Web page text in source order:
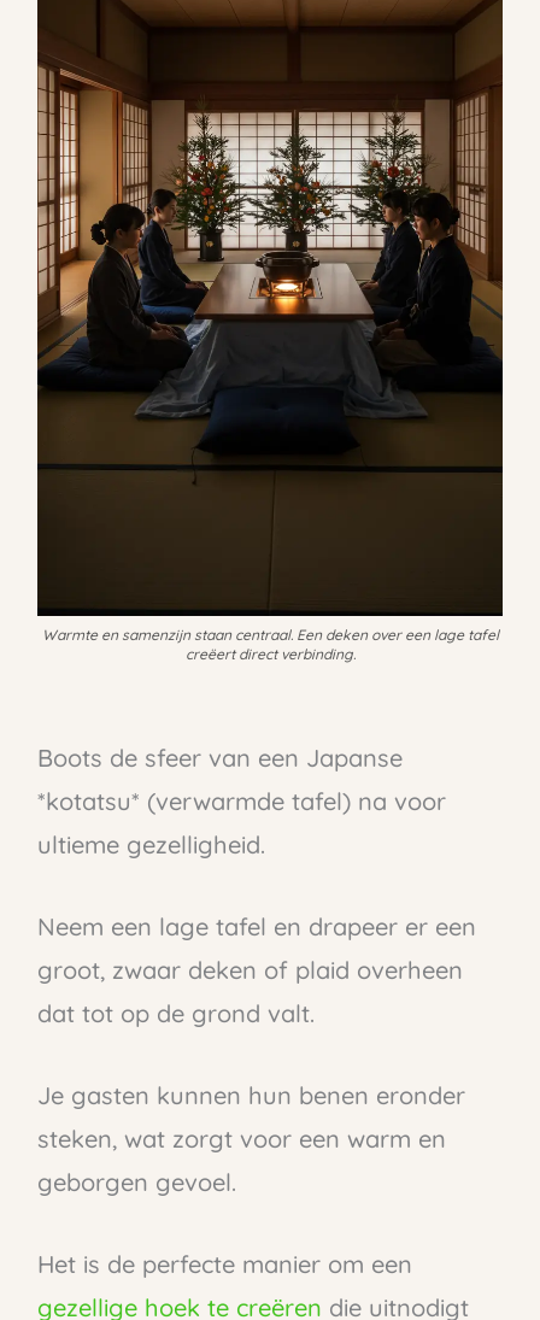
Warmte en samenzijn staan centraal. Een deken over een lage tafel
creëert direct verbinding.
Boots de sfeer van een Japanse
*kotatsu* (verwarmde tafel) na voor
ultieme gezelligheid.
Neem een lage tafel en drapeer er een
groot, zwaar deken of plaid overheen
dat tot op de grond valt.
Je gasten kunnen hun benen eronder
steken, wat zorgt voor een warm en
geborgen gevoel.
Het is de perfecte manier om een
gezellige hoek te creëren die uitnodigt